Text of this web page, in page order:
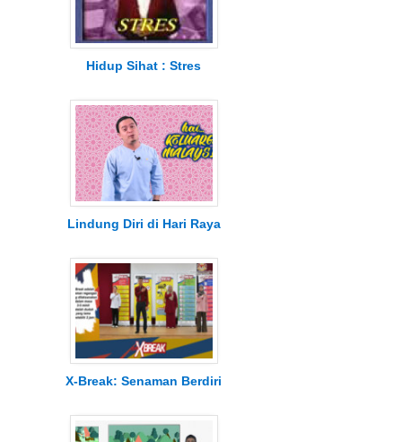
Hidup Sihat : Stres
Lindung Diri di Hari Raya
X-Break: Senaman Berdiri